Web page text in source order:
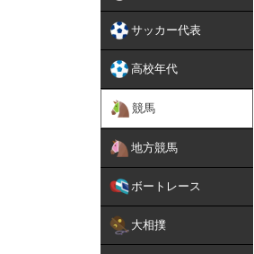
サッカー代表
高校年代
競馬
地方競馬
ボートレース
大相撲